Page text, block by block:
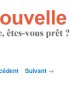
des articles
Suivant →